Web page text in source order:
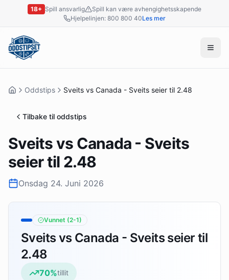
18+ Spill ansvarlig
Spill kan være avhengighetsskapende
Hjelpelinjen: 800 800 40Les mer
Oddstips Sveits vs Canada - Sveits seier til 2.48
Tilbake til oddstips
Sveits vs Canada - Sveits
seier til 2.48
Onsdag 24. Juni 2026
Vunnet (2-1)
Sveits vs Canada - Sveits seier til
2.48
70%tillit